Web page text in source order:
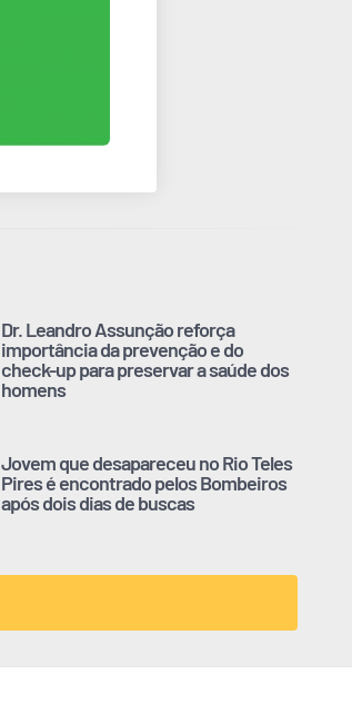
Dr. Leandro Assunção reforça
importância da prevenção e do
check-up para preservar a saúde dos
homens
Jovem que desapareceu no Rio Teles
Pires é encontrado pelos Bombeiros
após dois dias de buscas